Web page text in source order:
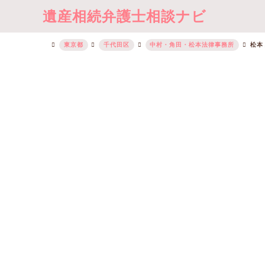
遺産相続弁護士相談ナビ
東京都 千代田区 中村・角田・松本法律事務所 松本